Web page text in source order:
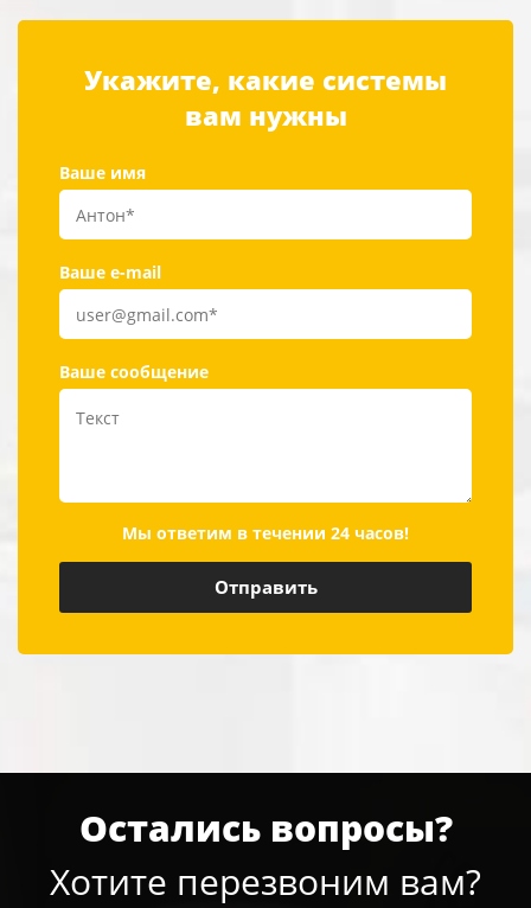
Укажите, какие системы
вам нужны
Ваше имя
Ваше e-mail
Ваше сообщение
Мы ответим в течении 24 часов!
Остались вопросы?
Хотите перезвоним вам?